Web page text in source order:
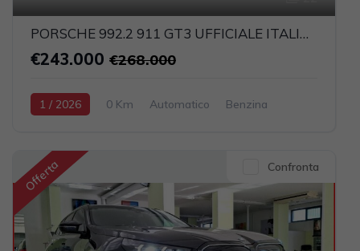
PORSCHE 992.2 911 GT3 UFFICIALE ITALIA (CARBOCERAMICI+LIFT)
€243.000 €268.000
1 / 2026 0 Km Automatico
Benzina
Offerta Confronta